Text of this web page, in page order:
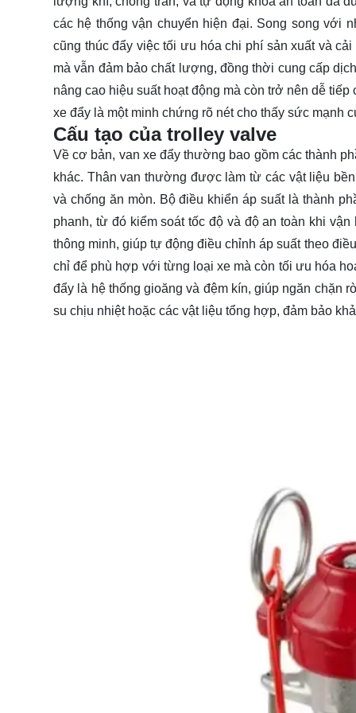
các hệ thống vận chuyển hiện đại. Song song với
cũng thúc đẩy việc tối ưu hóa chi phí sản xuất và
mà vẫn đảm bảo chất lượng, đồng thời cung cấp
nâng cao hiệu suất hoạt động mà còn trở nên dễ
xe đẩy là một minh chứng rõ nét cho thấy sức
Cấu tạo của trolley valve
Về cơ bản, van xe đẩy thường bao gồm các thành
khác. Thân van thường được làm từ các vật liệu
và chống ăn mòn. Bộ điều khiển áp suất là thành
phanh, từ đó kiểm soát tốc độ và độ an toàn khi
thông minh, giúp tự động điều chỉnh áp suất theo
chỉ để phù hợp với từng loại xe mà còn tối ưu hóa
đẩy là hệ thống gioăng và đệm kín, giúp ngăn chặn
su chịu nhiệt hoặc các vật liệu tổng hợp, đảm bảo